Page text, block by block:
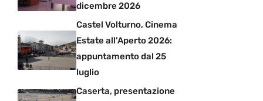
dicembre 2026
Castel Volturno, Cinema
Estate all’Aperto 2026:
appuntamento dal 25
luglio
Caserta, presentazione